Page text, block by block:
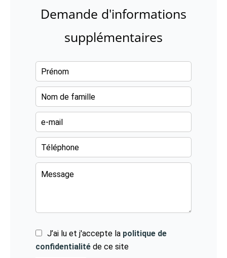
Demande d'informations
supplémentaires
J’ai lu et j'accepte la politique de
confidentialité de ce site